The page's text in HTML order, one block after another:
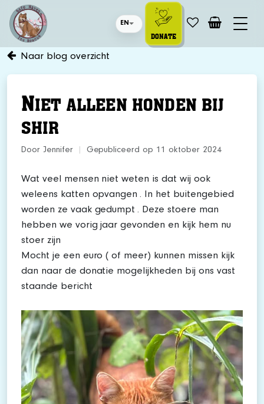
EN
DONATE
Naar blog overzicht
NIET ALLEEN HONDEN BIJ
SHIR
Door Jennifer Gepubliceerd op 11 oktober 2024
Wat veel mensen niet weten is dat wij ook
weleens katten opvangen . In het buitengebied
worden ze vaak gedumpt . Deze stoere man
hebben we vorig jaar gevonden en kijk hem nu
stoer zijn
Mocht je een euro ( of meer) kunnen missen kijk
dan naar de donatie mogelijkheden bij ons vast
staande bericht